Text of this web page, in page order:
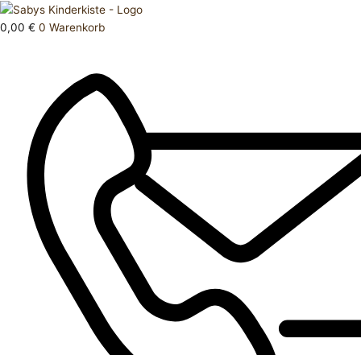
Zum
Inhalt
0,00 € 0 Warenkorb
Products
search
T
Shirt